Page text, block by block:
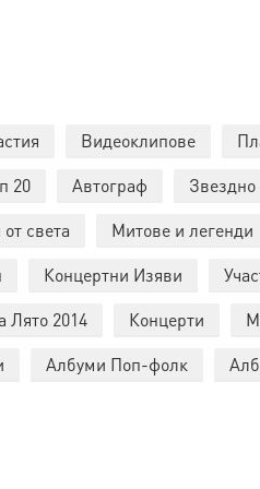
Видеоклипове
20 Автограф Звездно
света Митове и легенди
Концертни Изяви
Лято 2014 Концерти
Албуми Поп-фолк